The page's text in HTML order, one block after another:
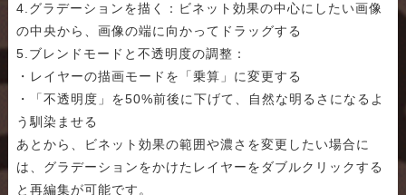
4.グラデーションを描く：ビネット効果の中心にしたい画像
の中央から、画像の端に向かってドラッグする
5.ブレンドモードと不透明度の調整：
・レイヤーの描画モードを「乗算」に変更する
・「不透明度」を50%前後に下げて、自然な明るさになるよ
う馴染ませる
あとから、ビネット効果の範囲や濃さを変更したい場合に
は、グラデーションをかけたレイヤーをダブルクリックする
と再編集が可能です。